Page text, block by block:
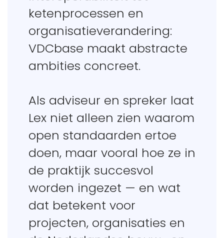
ketenprocessen en
organisatieverandering:
VDCbase maakt abstracte
ambities concreet.
Als adviseur en spreker laat
Lex niet alleen zien waarom
open standaarden ertoe
doen, maar vooral hoe ze in
de praktijk succesvol
worden ingezet — en wat
dat betekent voor
projecten, organisaties en